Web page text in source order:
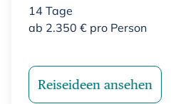
14 Tage
ab 2.350 € pro Person
Reiseideen ansehen